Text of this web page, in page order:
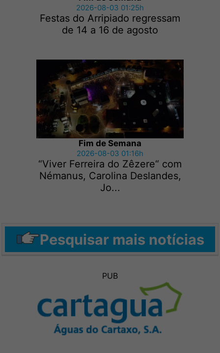
2026-08-03 01:25h
Festas do Arripiado regressam
de 14 a 16 de agosto
Fim de Semana
2026-08-03 01:16h
“Viver Ferreira do Zêzere“ com
Némanus, Carolina Deslandes,
Jo...
Pesquisar mais notícias
PUB